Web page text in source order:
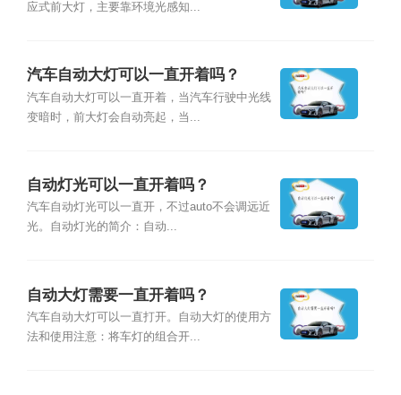
应式前大灯，主要靠环境光感知...
汽车自动大灯可以一直开着吗？
汽车自动大灯可以一直开着，当汽车行驶中光线
变暗时，前大灯会自动亮起，当...
自动灯光可以一直开着吗？
汽车自动灯光可以一直开，不过auto不会调远近
光。自动灯光的简介：自动...
自动大灯需要一直开着吗？
汽车自动大灯可以一直打开。自动大灯的使用方
法和使用注意：将车灯的组合开...